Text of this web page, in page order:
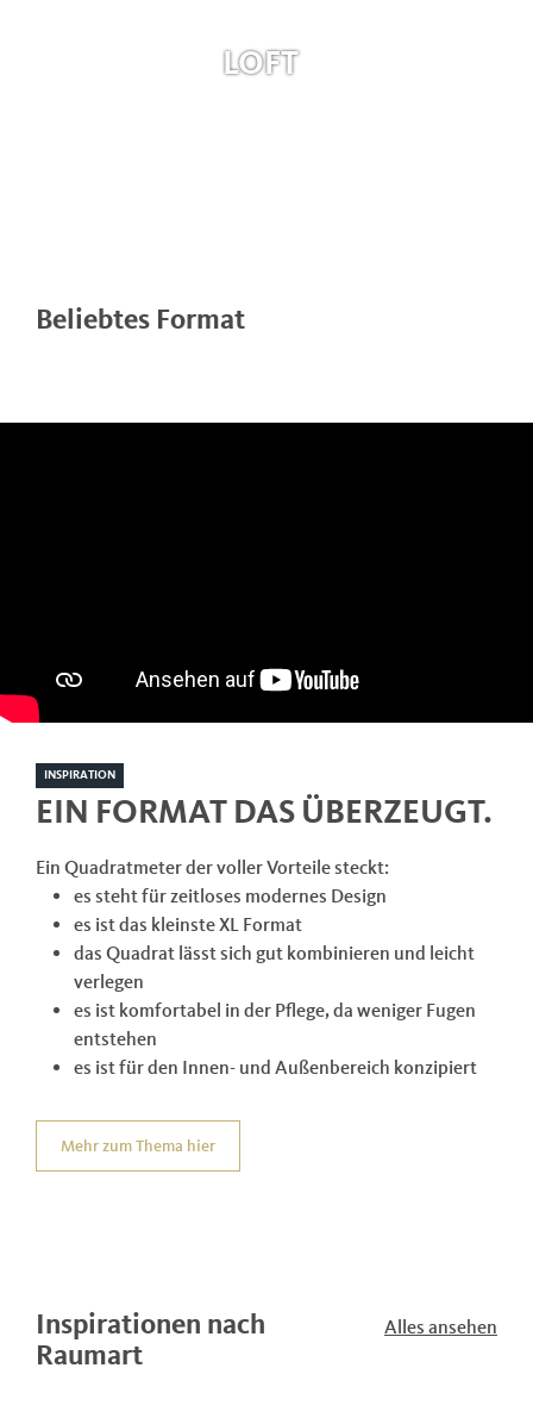
LOFT
Beliebtes Format
INSPIRATION
EIN FORMAT DAS ÜBERZEUGT.
Ein Quadratmeter der voller Vorteile steckt:
es steht für zeitloses modernes Design
es ist das kleinste XL Format
das Quadrat lässt sich gut kombinieren und leicht
verlegen
es ist komfortabel in der Pflege, da weniger Fugen
entstehen
es ist für den Innen- und Außenbereich konzipiert
Mehr zum Thema hier
Inspirationen nach
Raumart
Alles ansehen